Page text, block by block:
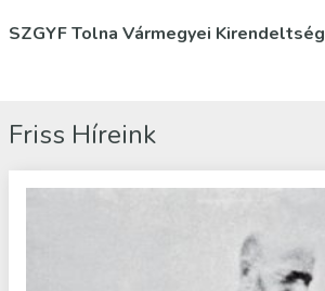
SZGYF Tolna Vármegyei Kirendeltség
Friss Híreink